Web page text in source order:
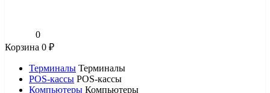
0
Корзина 0 ₽
Терминалы Терминалы
POS-кассы POS-кассы
Компьютеры Компьютеры